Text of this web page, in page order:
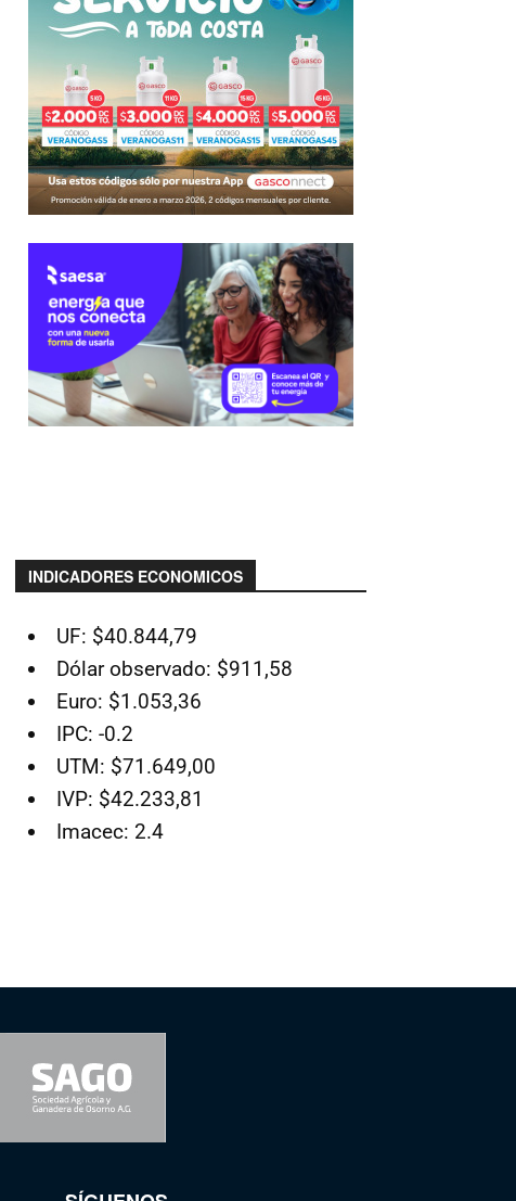
INDICADORES ECONOMICOS
UF: $40.844,79
Dólar observado: $911,58
Euro: $1.053,36
IPC: -0.2
UTM: $71.649,00
IVP: $42.233,81
Imacec: 2.4